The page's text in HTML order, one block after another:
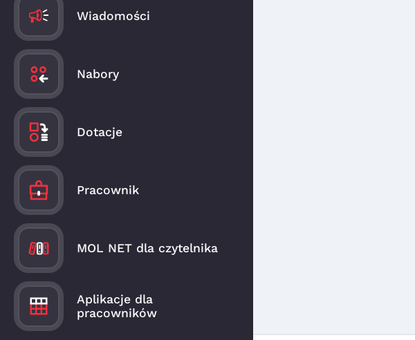
Wiadomości
Nabory
Dotacje
Pracownik
MOL NET dla czytelnika
Aplikacje dla
pracowników